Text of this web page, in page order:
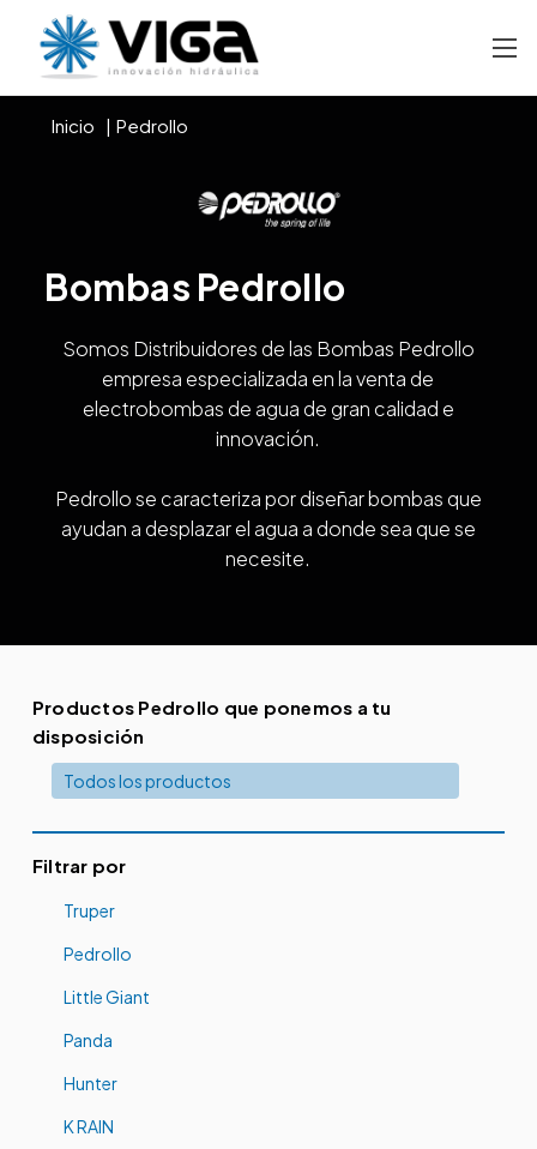
Inicio Pedrollo
Bombas Pedrollo
Somos Distribuidores de las Bombas Pedrollo
empresa especializada en la venta de
electrobombas de agua de gran calidad e
innovación.
Pedrollo se caracteriza por diseñar bombas que
ayudan a desplazar el agua a donde sea que se
necesite.
Productos Pedrollo que ponemos a tu
disposición
Todos los productos
Filtrar por
Truper
Pedrollo
Little Giant
Panda
Hunter
K RAIN